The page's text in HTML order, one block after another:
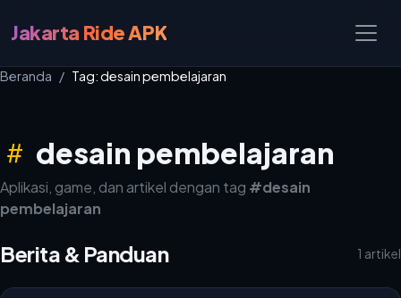
Jakarta Ride APK
Beranda Tag: desain pembelajaran
desain pembelajaran
Aplikasi, game, dan artikel dengan tag #desain
pembelajaran
Berita & Panduan 1 artikel